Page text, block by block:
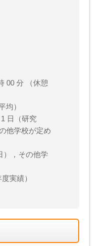
00 分 （休憩
均）
日（研究
他学校が定め
），その他学
実績）